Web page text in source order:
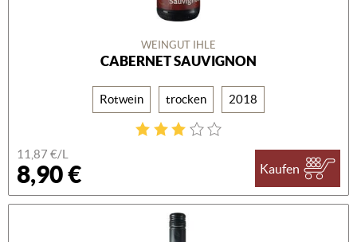
WEINGUT IHLE
CABERNET SAUVIGNON
Rotwein trocken 2018
11,87 €/L
8,90 € Kaufen